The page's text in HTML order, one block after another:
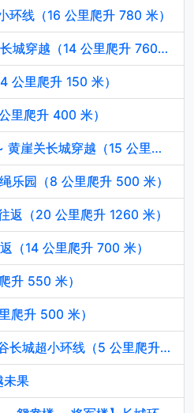
环线（16 公里爬升 780 米）
52. 古北口蟠龙山金山岭长城穿越（14 公里爬升 760 米）
公里爬升 150 米）
里爬升 400 米）
55. 彰作里关 ~ 三界碑 ~ 黄崖关长城穿越（15 公里爬升 1100 米）
乐园（8 公里爬升 500 米）
返（20 公里爬升 1260 米）
（14 公里爬升 700 米）
升 550 米）
爬升 500 米）
61. 八达岭森林公园青龙谷长城超小环线（5 公里爬升 250 米）
未果